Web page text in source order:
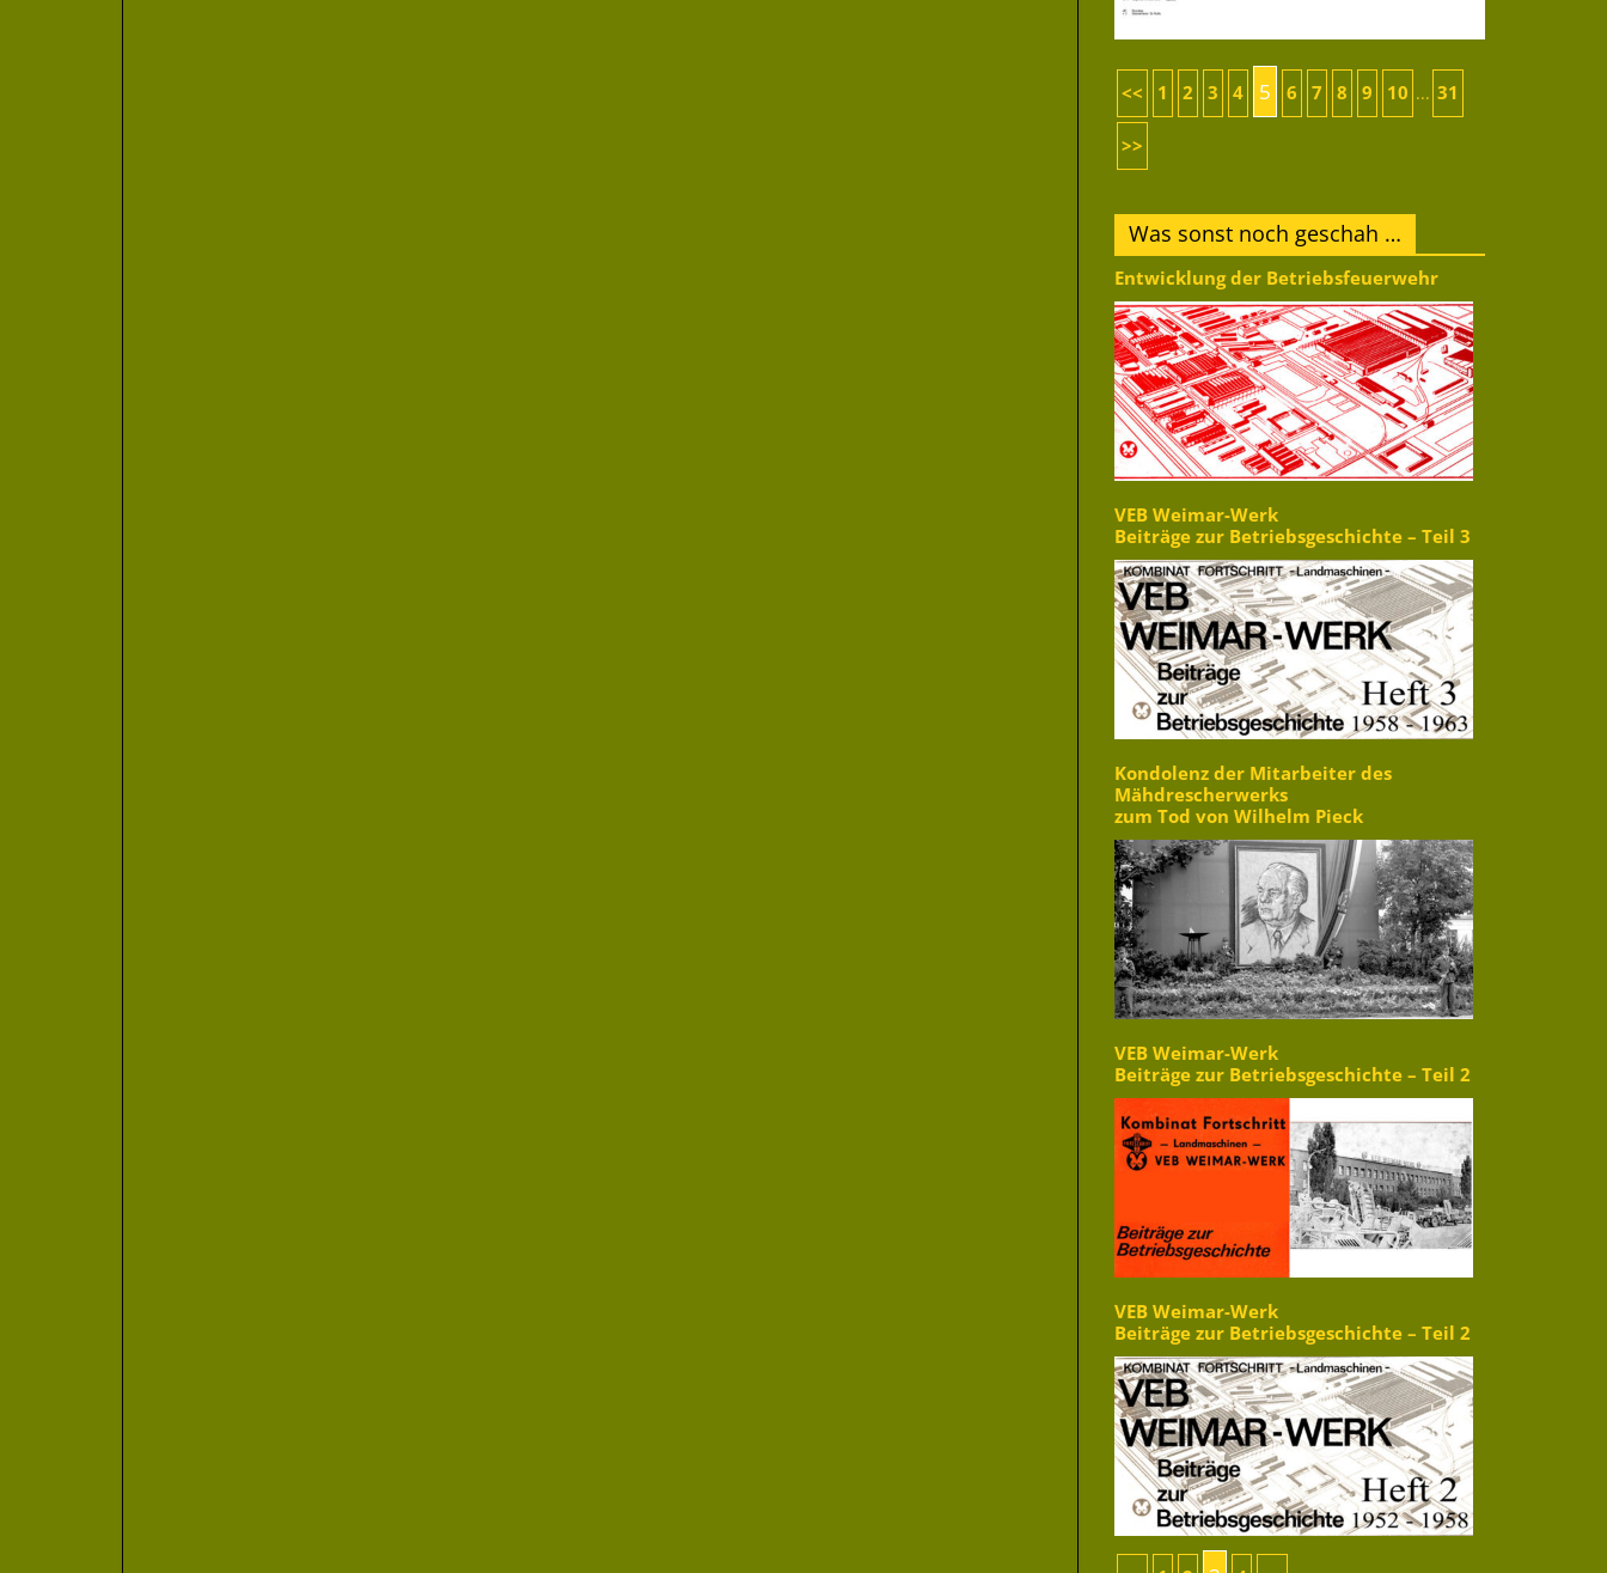
<< 1 2 3 4 5 6 7 8 9 10 ... 31
>>
Was sonst noch geschah …
Entwicklung der Betriebsfeuerwehr
VEB Weimar-Werk
Beiträge zur Betriebsgeschichte – Teil 3
Kondolenz der Mitarbeiter des
Mähdrescherwerks
zum Tod von Wilhelm Pieck
VEB Weimar-Werk
Beiträge zur Betriebsgeschichte – Teil 2
VEB Weimar-Werk
Beiträge zur Betriebsgeschichte – Teil 2